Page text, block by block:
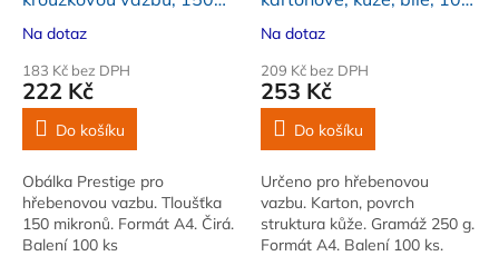
mikronů, čiré, 100 ks
Na dotaz
183 Kč bez DPH
222 Kč
Do košíku
Obálka Prestige pro
hřebenovou vazbu. Tloušťka
150 mikronů. Formát A4. Čirá.
Balení 100 ks
ks
Na dotaz
209 Kč bez DPH
253 Kč
Do košíku
Určeno pro hřebenovou
vazbu. Karton, povrch
struktura kůže. Gramáž 250 g.
Formát A4. Balení 100 ks.